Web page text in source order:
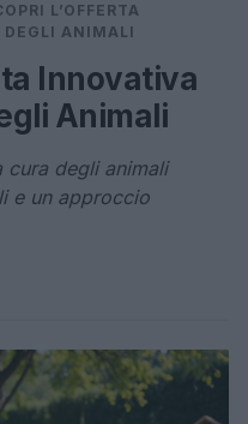
L’OFFERTA
DEGLI ANIMALI
Innovativa
Animali
cura degli animali
e un approccio